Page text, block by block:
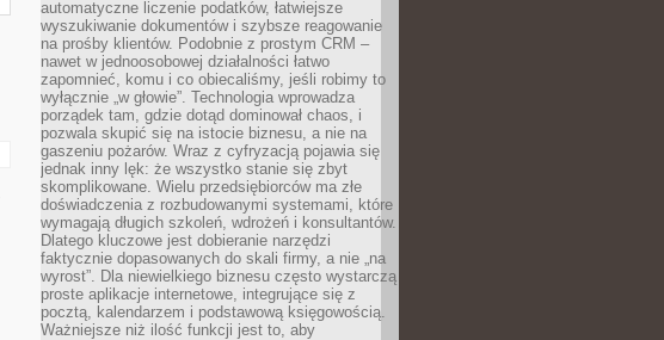
automatyczne liczenie podatków, łatwiejsze
wyszukiwanie dokumentów i szybsze reagowanie
na prośby klientów. Podobnie z prostym CRM –
nawet w jednoosobowej działalności łatwo
zapomnieć, komu i co obiecaliśmy, jeśli robimy to
wyłącznie „w głowie”. Technologia wprowadza
porządek tam, gdzie dotąd dominował chaos, i
pozwala skupić się na istocie biznesu, a nie na
gaszeniu pożarów. Wraz z cyfryzacją pojawia się
jednak inny lęk: że wszystko stanie się zbyt
skomplikowane. Wielu przedsiębiorców ma złe
doświadczenia z rozbudowanymi systemami, które
wymagają długich szkoleń, wdrożeń i konsultantów.
Dlatego kluczowe jest dobieranie narzędzi
faktycznie dopasowanych do skali firmy, a nie „na
wyrost”. Dla niewielkiego biznesu często wystarczą
proste aplikacje internetowe, integrujące się z
pocztą, kalendarzem i podstawową księgowością.
Ważniejsze niż ilość funkcji jest to, aby